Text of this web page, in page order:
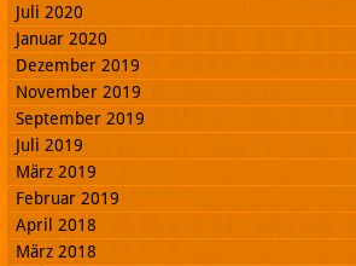
Juli 2020
Januar 2020
Dezember 2019
November 2019
September 2019
Juli 2019
März 2019
Februar 2019
April 2018
März 2018